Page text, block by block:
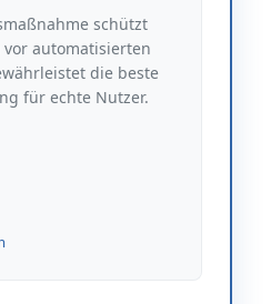
schützt
automatisierten
die beste
für echte Nutzer.